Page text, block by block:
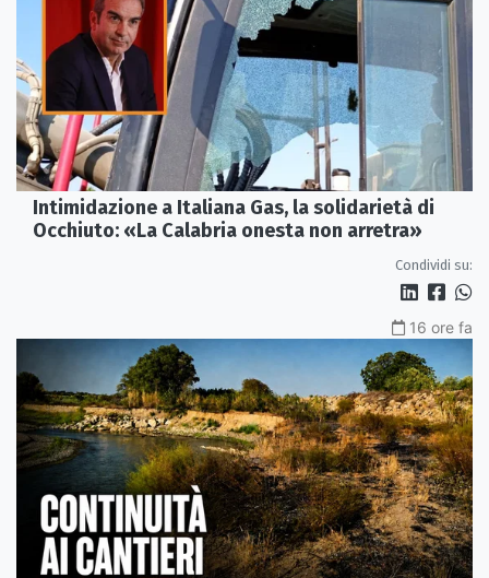
Intimidazione a Italiana Gas, la solidarietà di
Occhiuto: «La Calabria onesta non arretra»
Condividi su:
16 ore fa